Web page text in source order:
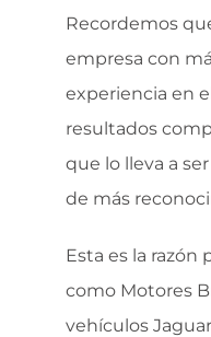
Recordemos
empresa con
experiencia en
resultados
que lo lleva a
de más
Esta es la razón
como Motores
vehículos